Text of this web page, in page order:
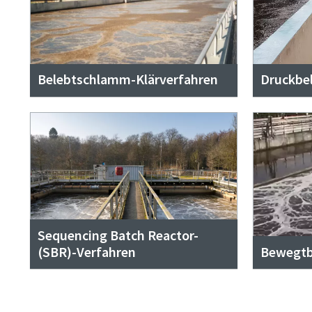
Belebtschlamm-Klärverfahren
Sequencing Batch Reactor-
(SBR)-Verfahren
Anti-